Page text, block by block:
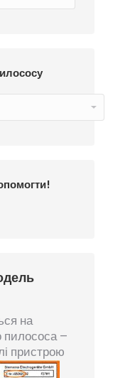
на
пилососа –
пристрою